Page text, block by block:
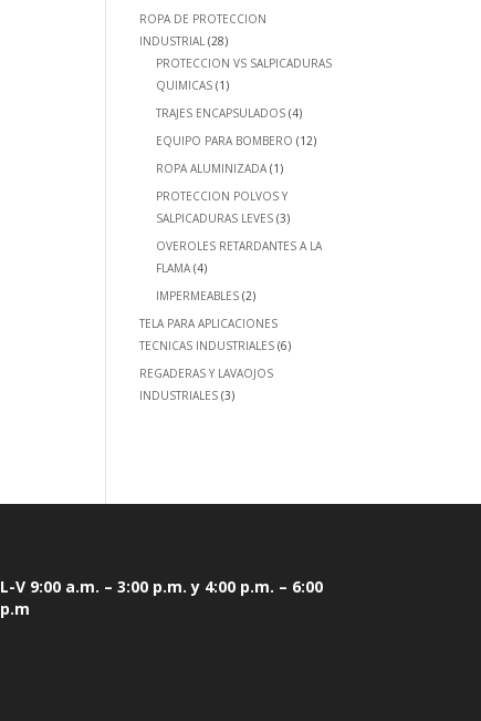
ROPA DE PROTECCION
INDUSTRIAL (28)
PROTECCION VS SALPICADURAS
QUIMICAS (1)
TRAJES ENCAPSULADOS (4)
EQUIPO PARA BOMBERO (12)
ROPA ALUMINIZADA (1)
PROTECCION POLVOS Y
SALPICADURAS LEVES (3)
OVEROLES RETARDANTES A LA
FLAMA (4)
IMPERMEABLES (2)
TELA PARA APLICACIONES
TECNICAS INDUSTRIALES (6)
REGADERAS Y LAVAOJOS
INDUSTRIALES (3)
L-V 9:00 a.m. – 3:00 p.m. y 4:00 p.m. – 6:00
p.m